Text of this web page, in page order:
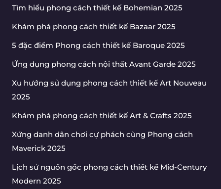
Tìm hiểu phong cách thiết kế Bohemian 2025
Khám phá phong cách thiết kế Bazaar 2025
5 đặc điểm Phong cách thiết kế Baroque 2025
Ứng dụng phong cách nội thất Avant Garde 2025
Xu hướng sử dụng phong cách thiết kế Art Nouveau
2025
Khám phá phong cách thiết kế Art & Crafts 2025
Xứng danh dân chơi cự phách cùng Phong cách
Maverick 2025
Lịch sử nguồn gốc phong cách thiết kế Mid-Century
Modern 2025